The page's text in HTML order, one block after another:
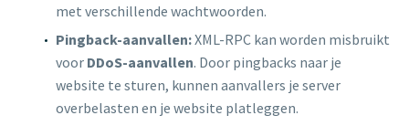
met verschillende wachtwoorden.
Pingback-aanvallen:XML-RPC kan worden misbruikt
voor DDoS-aanvallen. Door pingbacks naar je
website te sturen, kunnen aanvallers je server
overbelasten en je website platleggen.